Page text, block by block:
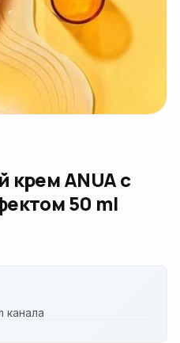
ANUA с
50 ml
канала